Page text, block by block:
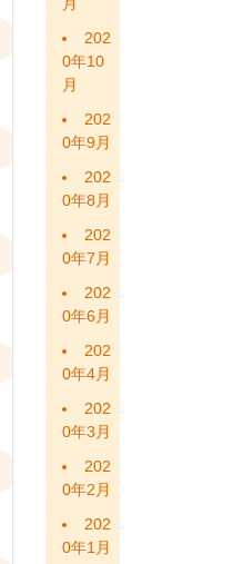
月
202
0年10
月
202
0年9月
202
0年8月
202
0年7月
202
0年6月
202
0年4月
202
0年3月
202
0年2月
202
0年1月